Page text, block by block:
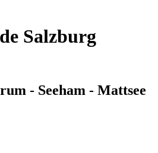
Salzburg
- Seeham - Mattsee